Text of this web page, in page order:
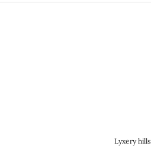
Lyxery hills